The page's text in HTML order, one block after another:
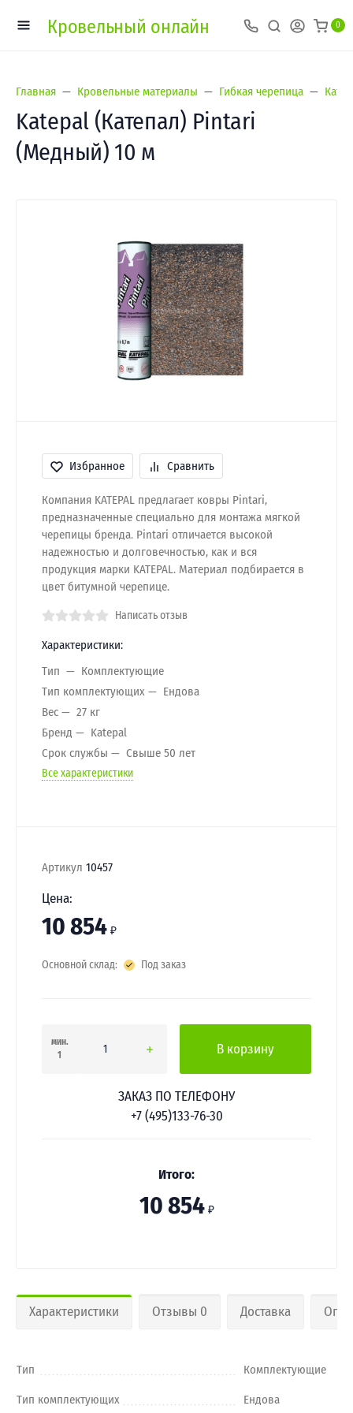
Кровельный онлайн 0
Главная Кровельные материалы Гибкая черепица
Katepal (Катепал) Pintari
(Медный) 10 м
Избранное Сравнить
Компания KATEPAL предлагает ковры Pintari,
предназначенные специально для монтажа мягкой
черепицы бренда. Pintari отличается высокой
надежностью и долговечностью, как и вся
продукция марки KATEPAL. Материал подбирается в
цвет битумной черепице.
Написать отзыв
Характеристики:
Тип
Комплектующие
Тип комплектующих
Ендова
Вес
27 кг
Бренд
Katepal
Срок службы
Свыше 50 лет
Все характеристики
Артикул 10457
Цена:
10 854 ₽
Основной склад: Под заказ
мин.
1
В корзину
ЗАКАЗ ПО ТЕЛЕФОНУ
+7 (495)133-76-30
Итого:
10 854 ₽
Характеристики Отзывы 0 Доставка
Тип Комплектующие
Тип комплектующих Ендова